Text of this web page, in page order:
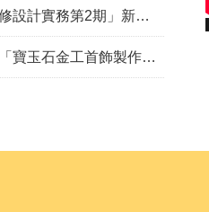
新生甄試通知單暨注意事項
至8/18及甄試、開訓、結訓相關期程公告